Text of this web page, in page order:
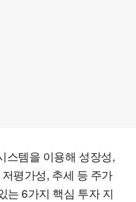
스템을 이용해 성장성,
평가성, 추세 등 주가
는 6가지 핵심 투자 지